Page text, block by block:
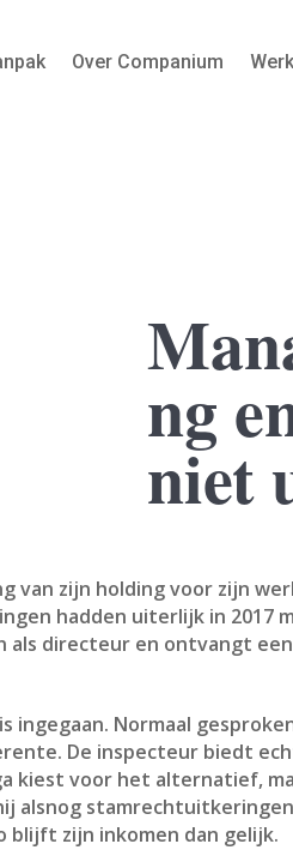
Over Companium
ng
niet
van zijn holding voor zijn
hadden uiterlijk in 2017
directeur en ontvangt
Normaal
De inspecteur biedt
kiest voor het alternatief,
alsnog
blijft zijn inkomen dan gelijk.